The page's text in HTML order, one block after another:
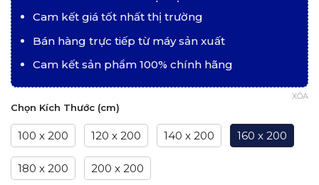
Cam kết giá tốt nhất thị trường
Bán hàng trực tiếp từ máy sản xuất
Cam kết sản phẩm 100% chính hãng
Chọn Kích Thước (cm)
100 x 200 120 x 200 140 x 200 160 x 200
180 x 200 200 x 200
XÓA